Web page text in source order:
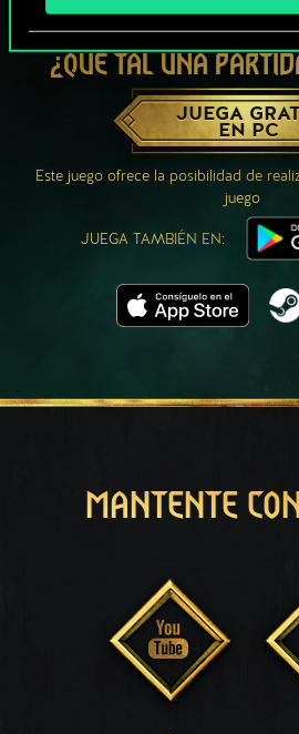
¿QUÉ TAL UNA
JUEGA
EN PC
Este juego ofrece la posibilidad de
juego
JUEGA TAMBIÉN EN:
MANTENTE